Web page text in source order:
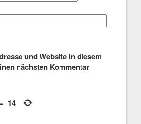
und Website in diesem
nächsten Kommentar
= 14